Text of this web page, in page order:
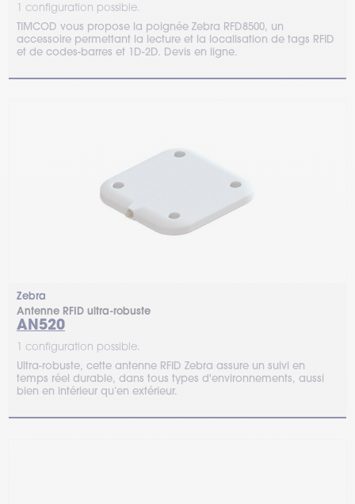
1 configuration possible.
TIMCOD vous propose la poignée Zebra RFD8500, un
accessoire permettant la lecture et la localisation de tags RFID
et de codes-barres et 1D-2D. Devis en ligne.
Zebra
Antenne RFID ultra-robuste
AN520
1 configuration possible.
Ultra-robuste, cette antenne RFID Zebra assure un suivi en
temps réel durable, dans tous types d'environnements, aussi
bien en intérieur qu’en extérieur.